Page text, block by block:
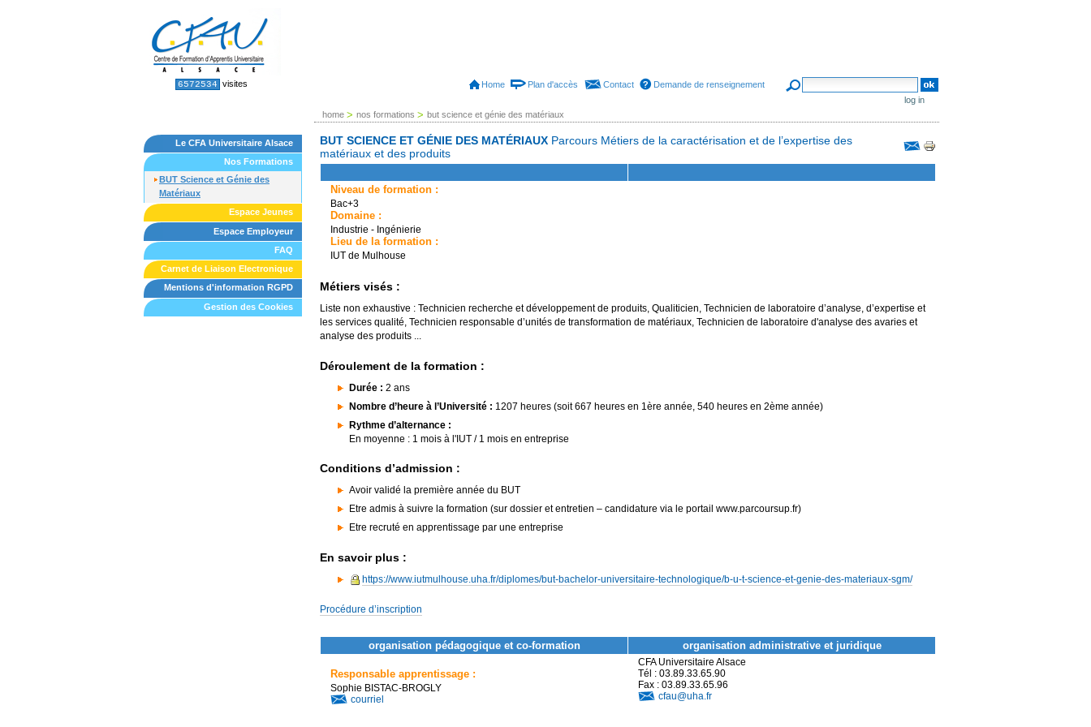
content.
Skip
navigation
6572534 visites
search site
Home Plan d'accès Contact Demande de renseignement
log in
Le CFA Universitaire Alsace
Nos Formations
BUT Science et Génie des
Matériaux
Espace Jeunes
Espace Employeur
FAQ
Carnet de Liaison Electronique
Mentions d'information RGPD
Gestion des Cookies
home > nos formations > but science et génie des matériaux
Document
Actions
BUT SCIENCE ET GÉNIE DES MATÉRIAUX Parcours Métiers de la caractérisation et de l’expertise des
matériaux et des produits
Niveau de formation :
Bac+3
Domaine :
Industrie - Ingénierie
Lieu de la formation :
IUT de Mulhouse
Métiers visés :
Liste non exhaustive : Technicien recherche et développement de produits, Qualiticien, Technicien de laboratoire d’analyse, d’expertise et
les services qualité, Technicien responsable d’unités de transformation de matériaux, Technicien de laboratoire d'analyse des avaries et
analyse des produits ...
Déroulement de la formation :
Durée : 2 ans
Nombre d’heure à l’Université : 1207 heures (soit 667 heures en 1ère année, 540 heures en 2ème année)
Rythme d’alternance :
En moyenne : 1 mois à l'IUT / 1 mois en entreprise
Conditions d’admission :
Avoir validé la première année du BUT
Etre admis à suivre la formation (sur dossier et entretien – candidature via le portail www.parcoursup.fr)
Etre recruté en apprentissage par une entreprise
En savoir plus :
https://www.iutmulhouse.uha.fr/diplomes/but-bachelor-universitaire-technologique/b-u-t-science-et-genie-des-materiaux-sgm/
Procédure d’inscription
organisation pédagogique et co-formation organisation administrative et juridique
Responsable apprentissage :
Sophie BISTAC-BROGLY
courriel
CFA Universitaire Alsace
Tél : 03.89.33.65.90
Fax : 03.89.33.65.96
cfau@uha.fr